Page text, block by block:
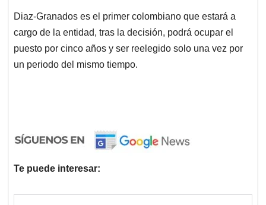
Diaz-Granados es el primer colombiano que estará a
cargo de la entidad, tras la decisión, podrá ocupar el
puesto por cinco años y ser reelegido solo una vez por
un periodo del mismo tiempo.
Te puede interesar: